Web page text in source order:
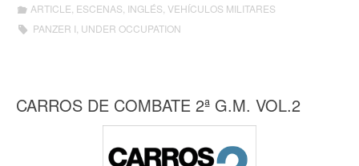
ARTICLE ESCENAS INGLÉS VEHÍCULOS MILITARES
PANZER I UNDER OCCUPATION
CARROS DE COMBATE 2ª G.M. VOL.2